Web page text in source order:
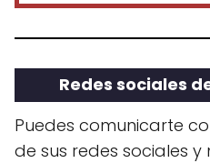
Redes sociales
Puedes comunicarte
de sus redes sociales